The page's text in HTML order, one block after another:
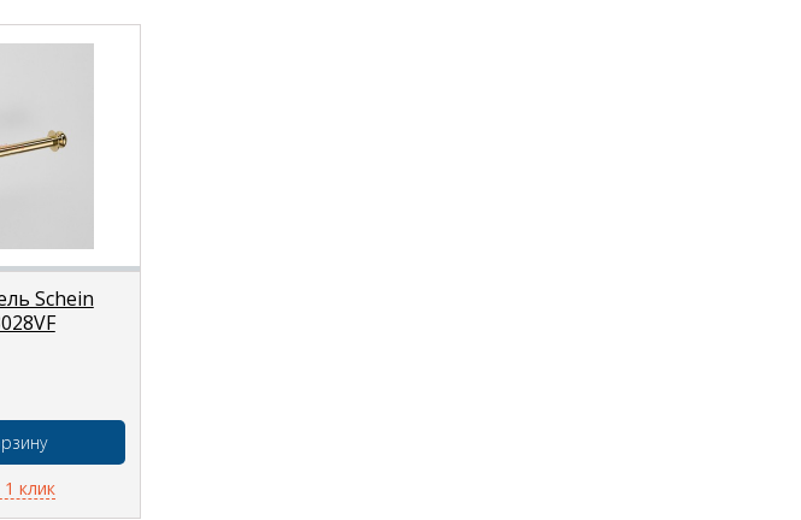
Schein
клик